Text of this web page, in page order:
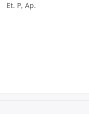
Et. P, Ap.